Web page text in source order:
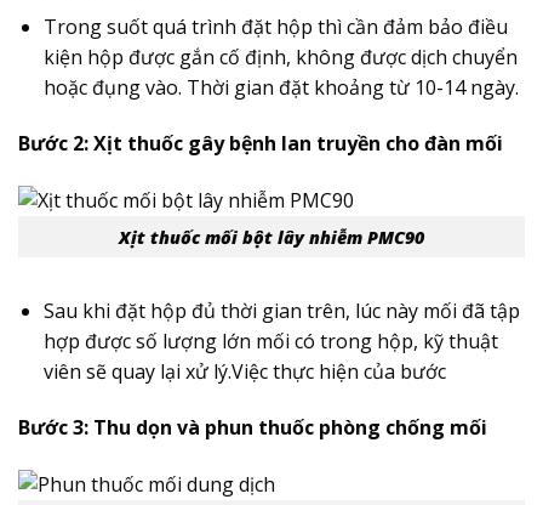
Trong suốt quá trình đặt hộp thì cần đảm bảo điều
kiện hộp được gắn cố định, không được dịch chuyển
hoặc đụng vào. Thời gian đặt khoảng từ 10-14 ngày.
Bước 2: Xịt thuốc gây bệnh lan truyền cho đàn mối
Xịt thuốc mối bột lây nhiễm PMC90
Sau khi đặt hộp đủ thời gian trên, lúc này mối đã tập
hợp được số lượng lớn mối có trong hộp, kỹ thuật
viên sẽ quay lại xử lý.Việc thực hiện của bước
Bước 3: Thu dọn và phun thuốc phòng chống mối